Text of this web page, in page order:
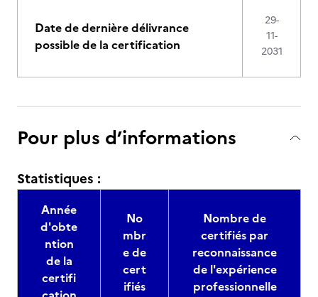
Date de dernière délivrance
possible de la certification
29-
11-
2031
Pour plus d’informations
Statistiques :
Année
d'obte
ntion
de la
certifi
No
mbr
e de
cert
ifiés
Nombre de
certifiés par
reconnaissance
de l'expérience
professionnelle